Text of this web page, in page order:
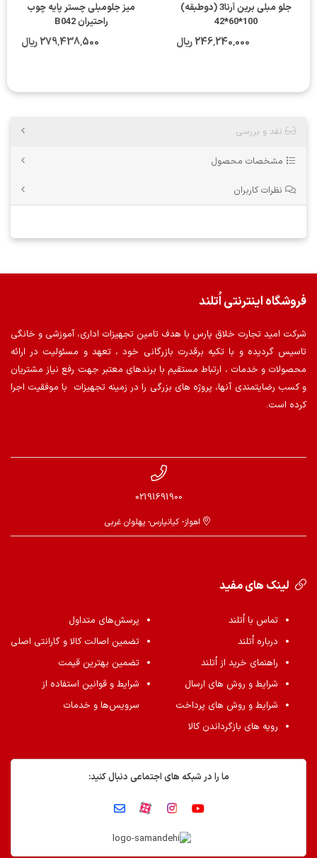
جلو مبلی برین آرنا3 (دوطبقه)
100*60*42
246٬240٬000 ریال
میز جلومبلی چستر پایه چوب
راحتیران B042
279٬438٬500 ریال
نقد و بررسی
مشخصات محصول
نظرات کاربران
فروشگاه اینترنتی اُتلند
شرکت امید تجارت خلاق پارس با هدف تامین تجهیزات اداری، آموزشی و خانگی
تاسیس گردیده و با تکیه برقدرت بازرگانی خود ، تعهد و مسئولیت در ارائه
محصولات و خدمات ، ارتباط مستقیم با برندهای معتبر جهت رفع نیاز مشتریان
و کسب رضایتمندی آنها، پروژه های بزرگی را در زمینه تجهیزات با موفقیت اجرا
کرده است.
02191691900
اهواز- کیانپارس- پهلوان غربی
لینک های مفید
تماس با اُتلند
درباره اُتلند
راهنمای خرید از اُتلند
شرایط و روش های ارسال
شرایط و روش های پرداخت
رویه های بازگرداندن کالا
پرسش‌های متداول
تضمین اصالت کالا و گارانتی اصلی
تضمین بهترین قیمت
شرایط و قوانین استفاده از
سرویس‌ها و خدمات
ما را در شبکه های اجتماعی دنبال کنید: